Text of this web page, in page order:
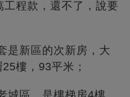
程款，還不了，說要
是新區的次新房，大
樓，93平米；